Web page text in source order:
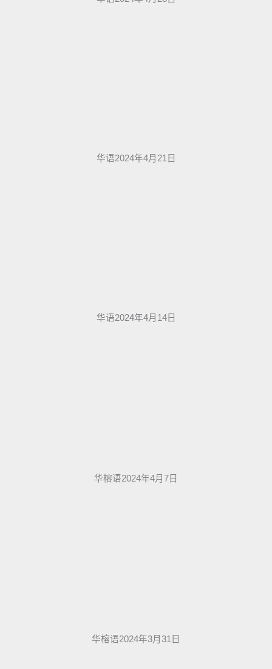
华语2024年4月21日
华语2024年4月14日
华榕语2024年4月7日
华榕语2024年3月31日